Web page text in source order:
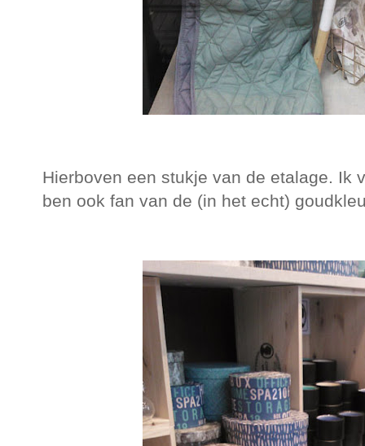
Hierboven een stukje van de etalage. Ik
ben ook fan van de (in het echt)